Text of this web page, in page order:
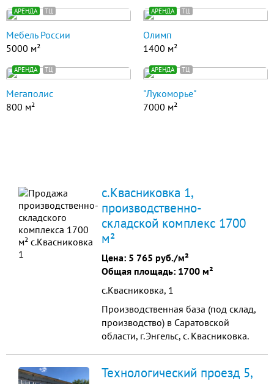
АРЕНДА ТЦ
Мебель России
5000 м²
АРЕНДА ТЦ
Олимп
1400 м²
АРЕНДА ТЦ
Мегаполис
800 м²
АРЕНДА ТЦ
"Лукоморье"
7000 м²
с.Квасниковка 1,
производственно-
складской комплекс 1700
м²
Цена: 5 765 руб./м²
Общая площадь: 1700 м²
с.Квасниковка, 1
Производственная база (под склад,
производство) в Саратовской
области, г.Энгельс, с. Квасниковка.
под офис. Все коммуникации.
Технологический проезд 5,